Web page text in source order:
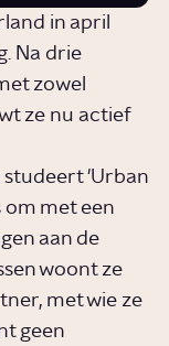
in april
Na drie
zowel
ze nu actief
studeert 'Urban
om met een
aan de
woont ze
met wie ze
geen